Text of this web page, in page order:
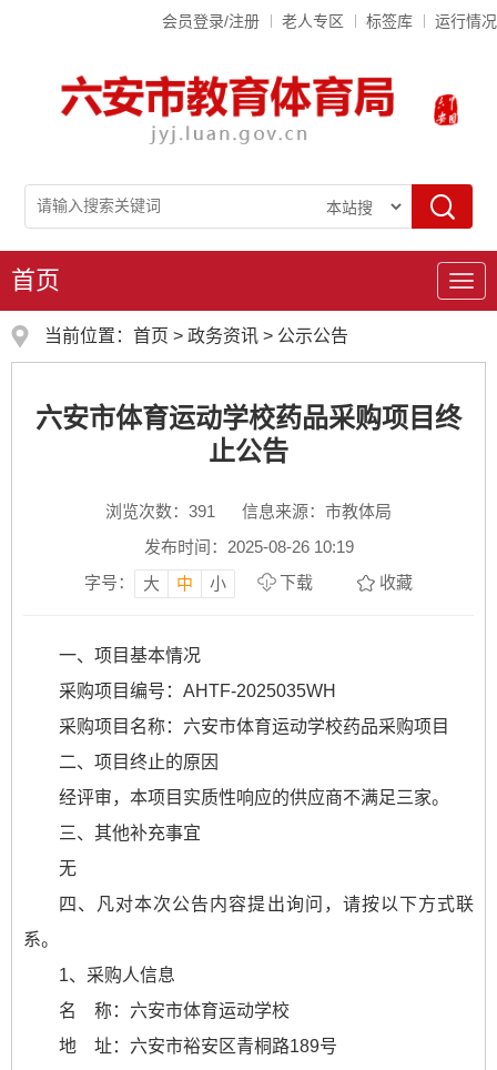
会员登录/注册 老人专区 标签库 运行情况
导
首页
当前位置： 首页 > 政务资讯 > 公示公告
六安市体育运动学校药品采购项目终
止公告
浏览次数： 391
信息来源：市教体局
发布时间：2025-08-26 10:19
字号：
大 中 小 下载 收藏
一、项目基本情况
采购项目编号：AHTF-2025035WH
采购项目名称：六安市体育运动学校药品采购项目
二、项目终止的原因
经评审，本项目实质性响应的供应商不满足三家。
三、其他补充事宜
无
四、凡对本次公告内容提出询问，请按以下方式联
系。
1、采购人信息
名 称：六安市体育运动学校
地 址：六安市裕安区青桐路189号